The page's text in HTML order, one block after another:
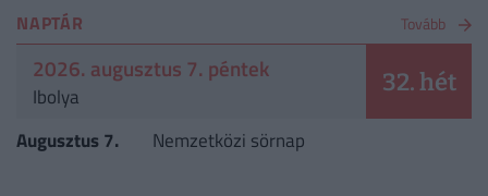
NAPTÁR Tovább
2026. augusztus 7. péntek
Ibolya 32. hét
Augusztus 7. Nemzetközi sörnap